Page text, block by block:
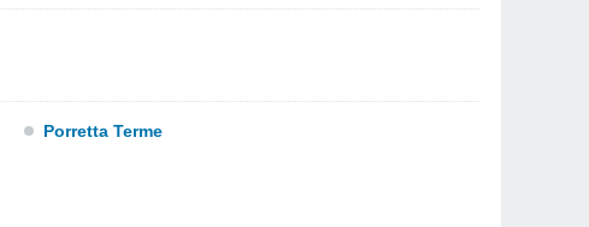
Porretta Terme